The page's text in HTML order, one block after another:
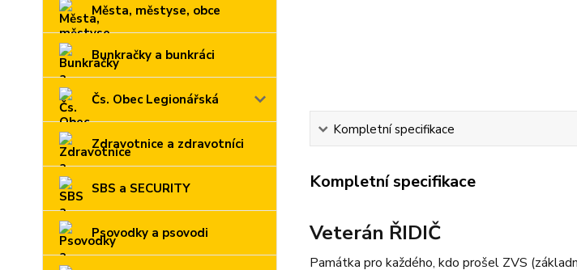
Města, městyse, obce
Bunkračky a bunkráci
Čs. Obec Legionářská
Zdravotnice a zdravotníci
SBS a SECURITY
Psovodky a psovodi
Kompletní specifikace
Kompletní specifikace
Veterán ŘIDIČ
Památka pro každého, kdo prošel ZVS